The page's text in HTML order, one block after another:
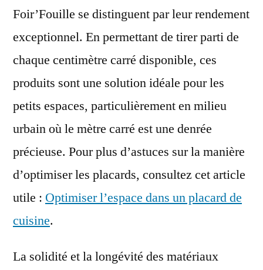
Foir’Fouille se distinguent par leur rendement
exceptionnel. En permettant de tirer parti de
chaque centimètre carré disponible, ces
produits sont une solution idéale pour les
petits espaces, particulièrement en milieu
urbain où le mètre carré est une denrée
précieuse. Pour plus d’astuces sur la manière
d’optimiser les placards, consultez cet article
utile : Optimiser l’espace dans un placard de
cuisine.
La solidité et la longévité des matériaux